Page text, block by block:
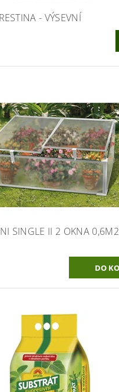
- VÝSEVNÍ
SINGLE II 2 OKNA 0,6M2